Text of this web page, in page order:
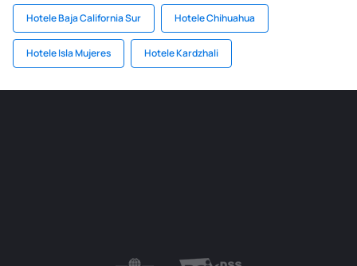
Hotele Baja California Sur Hotele Chihuahua
Hotele Isla Mujeres Hotele Kardzhali